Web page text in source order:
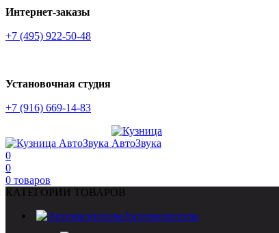
Интернет-заказы
+7 (495) 922-50-48
Установочная студия
+7 (916) 669-14-83
0
0
0 товаров
КАТЕГОРИИ ТОВАРОВ
Автомагнитолы